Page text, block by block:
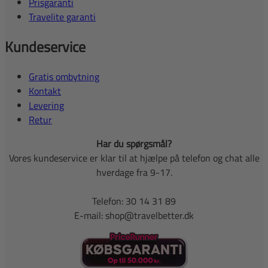
Travelite garanti
Kundeservice
Gratis ombytning
Kontakt
Levering
Retur
Har du spørgsmål?
Vores kundeservice er klar til at hjælpe på telefon og chat alle
hverdage fra 9-17.
Telefon: 30 14 31 89
E-mail: shop@travelbetter.dk